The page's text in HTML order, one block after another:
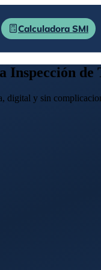
Calculadora SMI
Inspección de
digital y sin